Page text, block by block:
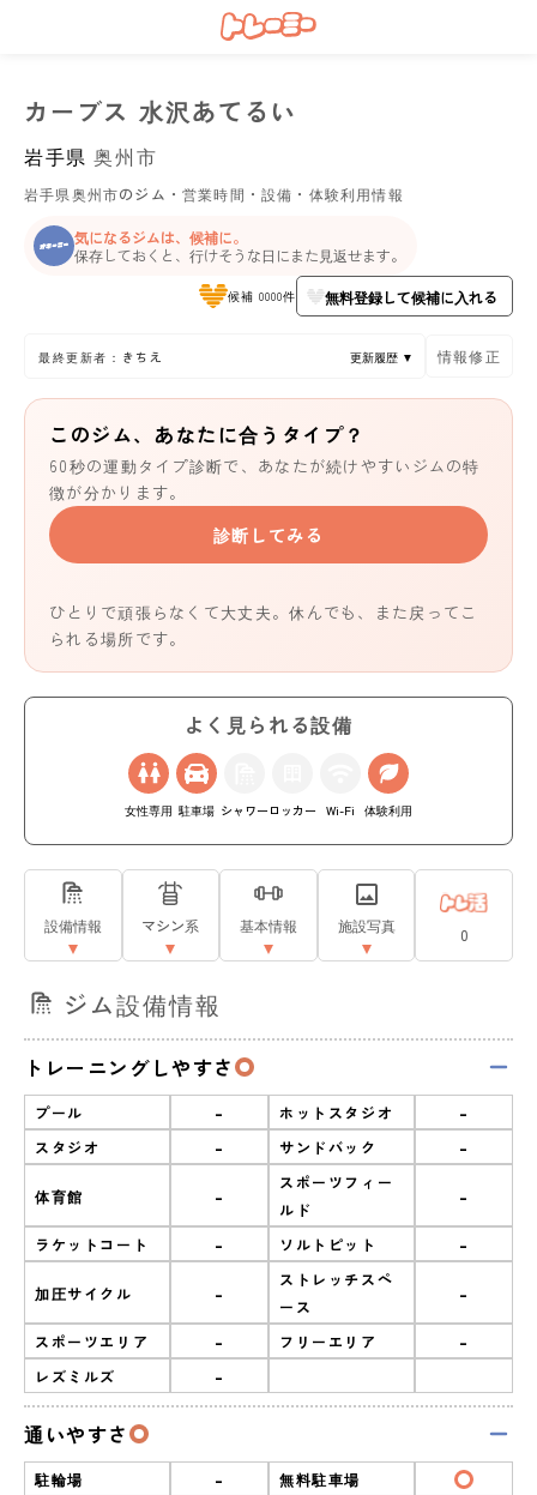
カーブス 水沢あてるい
岩手県 奥州市
岩手県奥州市のジム・営業時間・設備・体験利用情報
気になるジムは、候補に。
保存しておくと、行けそうな日にまた見返せます。
候補 0000件 無料登録して候補に入れる
最終更新者：きちえ 更新履歴 ▼ 情報修正
このジム、あなたに合うタイプ？
60秒の運動タイプ診断で、あなたが続けやすいジムの特
徴が分かります。
診断してみる
ひとりで頑張らなくて大丈夫。休んでも、また戻ってこ
られる場所です。
よく見られる設備
女性専用 駐車場 シャワー ロッカー Wi-Fi 体験利用
設備情報 マシン系 基本情報 施設写真 0
ジム設備情報
トレーニングしやすさ
プール - ホットスタジオ -
スタジオ - サンドバック -
体育館 -
スポーツフィー
ルド
-
ラケットコート - ソルトピット -
加圧サイクル -
ストレッチスペ
ース
-
スポーツエリア - フリーエリア -
レズミルズ -
通いやすさ
駐輪場 -
無料駐車場